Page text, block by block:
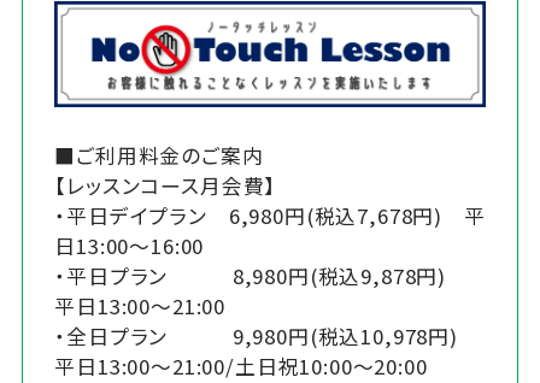
■ご利用料金のご案内
【レッスンコース月会費】
・平日デイプラン 6,980円(税込7,678円) 平
日13:00～16:00
・平日プラン 8,980円(税込9,878円)
平日13:00～21:00
・全日プラン 9,980円(税込10,978円)
平日13:00～21:00/土日祝10:00～20:00